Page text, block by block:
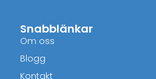
Snabblänkar
Om oss
Blogg
Kontakt